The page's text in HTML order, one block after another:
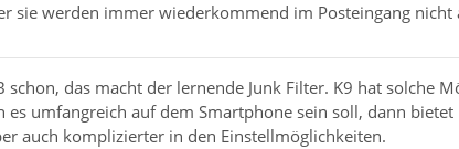
sie werden immer wiederkommend im Posteingang
schon, das macht der lernende Junk Filter. K9 hat solche
es umfangreich auf dem Smartphone sein soll, dann
auch komplizierter in den Einstellmöglichkeiten.